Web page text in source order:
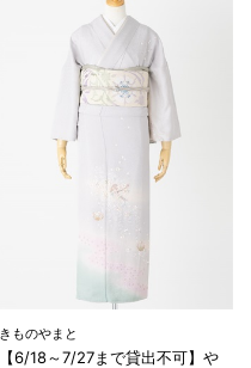
きものやまと
【6/18～7/27まで貸出不可】や